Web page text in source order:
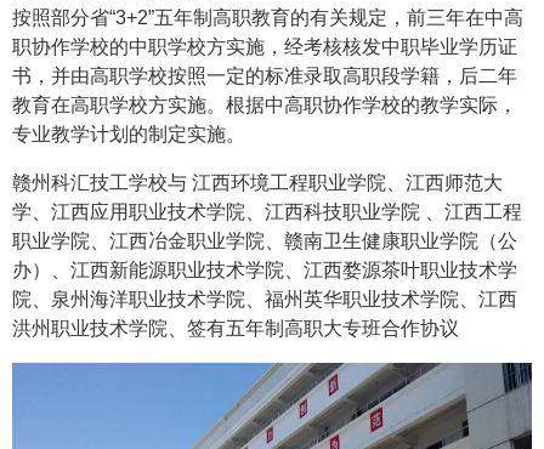
按照部分省“3+2”五年制高职教育的有关规定，前三年在中高
职协作学校的中职学校方实施，经考核核发中职毕业学历证
书，并由高职学校按照一定的标准录取高职段学籍，后二年
教育在高职学校方实施。根据中高职协作学校的教学实际，
专业教学计划的制定实施。
赣州科汇技工学校与 江西环境工程职业学院、江西师范大
学、江西应用职业技术学院、江西科技职业学院 、江西工程
职业学院、江西冶金职业学院、赣南卫生健康职业学院（公
办）、江西新能源职业技术学院、江西婺源茶叶职业技术学
院、泉州海洋职业技术学院、福州英华职业技术学院、江西
洪州职业技术学院、签有五年制高职大专班合作协议